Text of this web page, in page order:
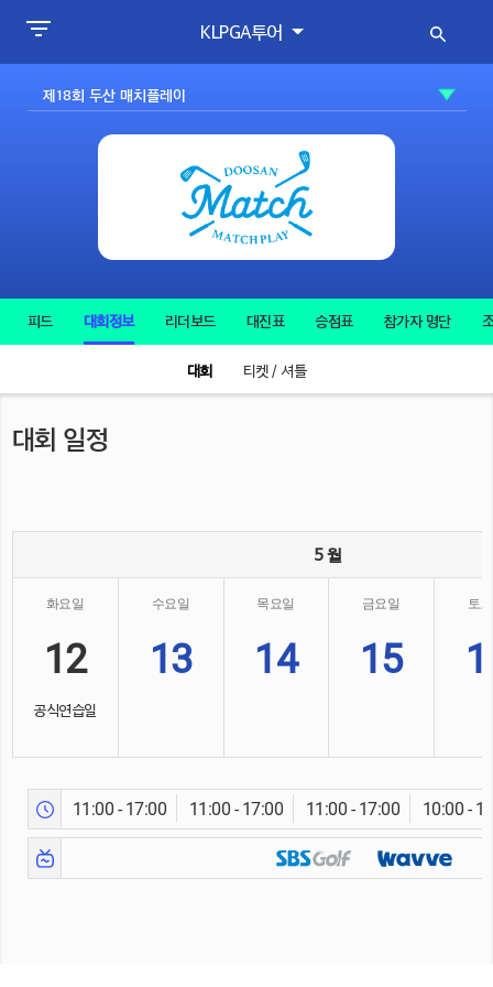
KLPGA투어
피드 대회정보 리더보드 대진표 승점표 참가자 명단
대회 티켓 / 셔틀
대회 일정
5 월
화요일
12
공식연습일
수요일
13
목요일
14
금요일
15
토
11:00 - 17:00 11:00 - 17:00 11:00 - 17:00 10:00 -